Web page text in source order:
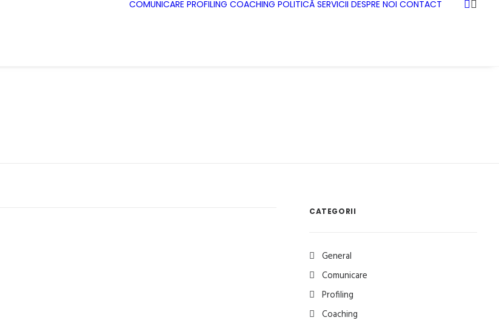
COMUNICARE PROFILING COACHING POLITICĂ SERVICII DESPRE NOI CONTACT
CATEGORII
General
Comunicare
Profiling
Coaching